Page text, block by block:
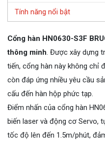
Tính năng nổi bật
Cổng hàn HN0630-S3F
thông minh. Được xây dựng
tiến, cổng hàn này không chỉ
còn đáp ứng nhiều yêu cầu
cấu đến hàn hộp phức tạp.
Điểm nhấn của cổng hàn
biến laser và động cơ Servo,
tốc độ lên đến 1.5m/phút,